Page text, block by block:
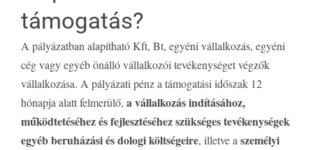
támogatás?
A pályázatban alapítható Kft, Bt, egyéni vállalkozás, egyéni
cég vagy egyéb önálló vállalkozói tevékenységet végzők
vállalkozása. A pályázati pénz a támogatási időszak 12
hónapja alatt felmerülő, a vállalkozás indításához,
működtetéséhez és fejlesztéséhez szükséges tevékenységek
egyéb beruházási és dologi költségeire, illetve a személyi